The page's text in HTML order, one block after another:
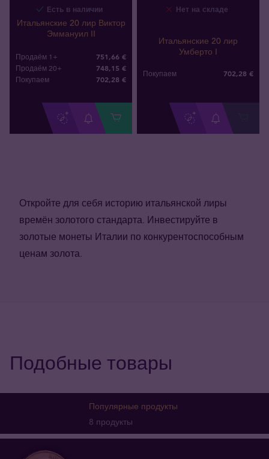
Есть в наличии
Итальянские 20 лир Виктор
Эммануил II
Продаём 1+ 751,66 €
Продаём 20+ 748,15 €
Покупаем 702,28 €
Нет на складе
Итальянские 20 лир
Умберто I
Покупаем 702,28 €
Откройте для себя историю итальянской лиры
времён золотого стандарта. Инвестируйте в
золотые монеты Италии по конкурентоспособным
ценам золота.
Подобные товары
Популярные продукты
8 продукты